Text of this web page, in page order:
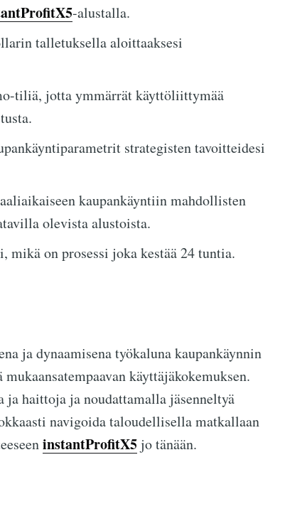
-alustalla.
talletuksella aloittaaksesi
tiliä, jotta ymmärrät käyttöliittymää
strategisten tavoitteidesi
kaupankäyntiin mahdollisten
olevista alustoista.
mikä on prosessi joka kestää 24 tuntia.
ja dynaamisena työkaluna kaupankäynnin
käyttäjäkokemuksen.
haittoja ja noudattamalla jäsenneltyä
navigoida taloudellisella matkallaan
instantProfitX5jo tänään.